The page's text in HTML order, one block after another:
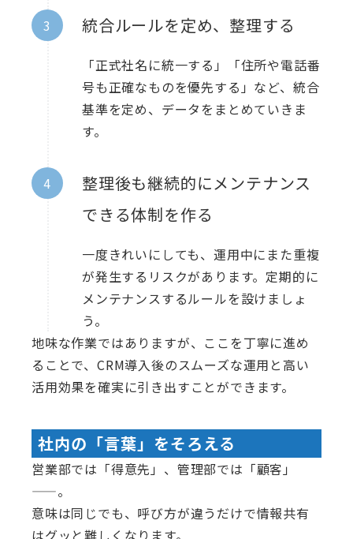
統合ルールを定め、整理する
「正式社名に統一する」「住所や電話番
号も正確なものを優先する」など、統合
基準を定め、データをまとめていきま
す。
整理後も継続的にメンテナンス
できる体制を作る
一度きれいにしても、運用中にまた重複
が発生するリスクがあります。定期的に
メンテナンスするルールを設けましょ
う。
地味な作業ではありますが、ここを丁寧に進め
ることで、CRM導入後のスムーズな運用と高い
活用効果を確実に引き出すことができます。
社内の「言葉」をそろえる
営業部では「得意先」、管理部では「顧客」
——。
意味は同じでも、呼び方が違うだけで情報共有
はグッと難しくなります。